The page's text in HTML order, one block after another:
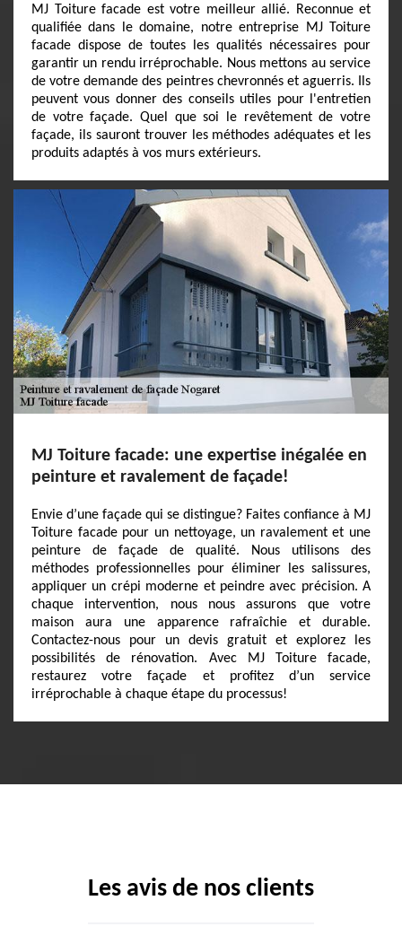
MJ Toiture facade est votre meilleur allié. Reconnue et
qualifiée dans le domaine, notre entreprise MJ Toiture
facade dispose de toutes les qualités nécessaires pour
garantir un rendu irréprochable. Nous mettons au service
de votre demande des peintres chevronnés et aguerris. Ils
peuvent vous donner des conseils utiles pour l'entretien
de votre façade. Quel que soi le revêtement de votre
façade, ils sauront trouver les méthodes adéquates et les
produits adaptés à vos murs extérieurs.
MJ Toiture facade: une expertise inégalée en
peinture et ravalement de façade!
Envie d’une façade qui se distingue? Faites confiance à MJ
Toiture facade pour un nettoyage, un ravalement et une
peinture de façade de qualité. Nous utilisons des
méthodes professionnelles pour éliminer les salissures,
appliquer un crépi moderne et peindre avec précision. A
chaque intervention, nous nous assurons que votre
maison aura une apparence rafraîchie et durable.
Contactez-nous pour un devis gratuit et explorez les
possibilités de rénovation. Avec MJ Toiture facade,
restaurez votre façade et profitez d’un service
irréprochable à chaque étape du processus!
Les avis de nos clients